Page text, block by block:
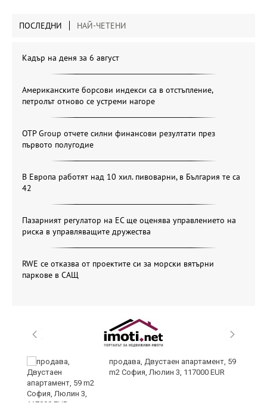
ПОСЛЕДНИ НАЙ-ЧЕТЕНИ
Кадър на деня за 6 август
Американските борсови индекси са в отстъпление,
петролът отново се устреми нагоре
OTP Group отчете силни финансови резултати през
първото полугодие
В Европа работят над 10 хил. пивоварни, в България те са
42
Пазарният регулатор на ЕС ще оценява управлението на
риска в управляващите дружества
RWE се отказва от проектите си за морски вятърни
паркове в САЩ
продава, Двустаен апартамент, 59
m2 София, Люлин 3, 117000 EUR